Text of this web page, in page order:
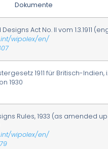
Dokumente
Act No. II vom 1.3.1911
wipolex/en/
1911 für Britisch-Indien,
1930
Rules, 1933 (as amended
wipolex/en/